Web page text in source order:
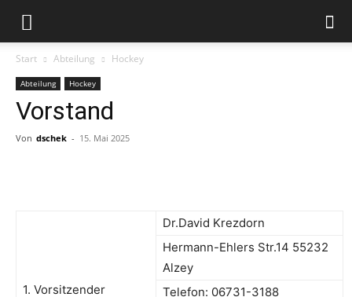
Start Abteilung Hockey
Abteilung Hockey
Vorstand
Von dschek - 15. Mai 2025
1. Vorsitzender
Dr.David Krezdorn
Hermann-Ehlers Str.14 55232
Alzey
Telefon: 06731-3188